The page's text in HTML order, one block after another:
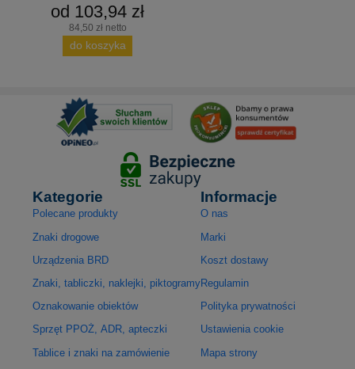
od 103,94 zł
84,50 zł netto
do koszyka
Kategorie
Polecane produkty
Znaki drogowe
Urządzenia BRD
Znaki, tabliczki, naklejki, piktogramy
Oznakowanie obiektów
Sprzęt PPOŻ, ADR, apteczki
Tablice i znaki na zamówienie
Informacje
O nas
Marki
Koszt dostawy
Regulamin
Polityka prywatności
Ustawienia cookie
Mapa strony